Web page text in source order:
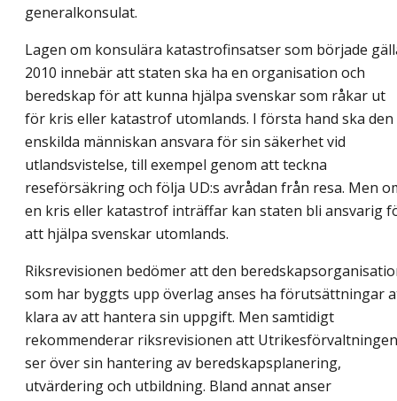
generalkonsulat.
Lagen om konsulära katastrofinsatser som började
2010 innebär att staten ska ha en organisation och
beredskap för att kunna hjälpa svenskar som råkar ut
för kris eller katastrof utomlands. I första hand ska den
enskilda människan ansvara för sin säkerhet vid
utlandsvistelse, till exempel genom att teckna
reseförsäkring och följa UD:s avrådan från resa. Men
en kris eller katastrof inträffar kan staten bli ansvarig
att hjälpa svenskar utomlands.
Riksrevisionen bedömer att den
som har byggts upp överlag anses ha förutsättningar
klara av att hantera sin uppgift. Men samtidigt
rekommenderar riksrevisionen att Utrikesförvaltningen
ser över sin hantering av beredskapsplanering,
utvärdering och utbildning. Bland annat anser